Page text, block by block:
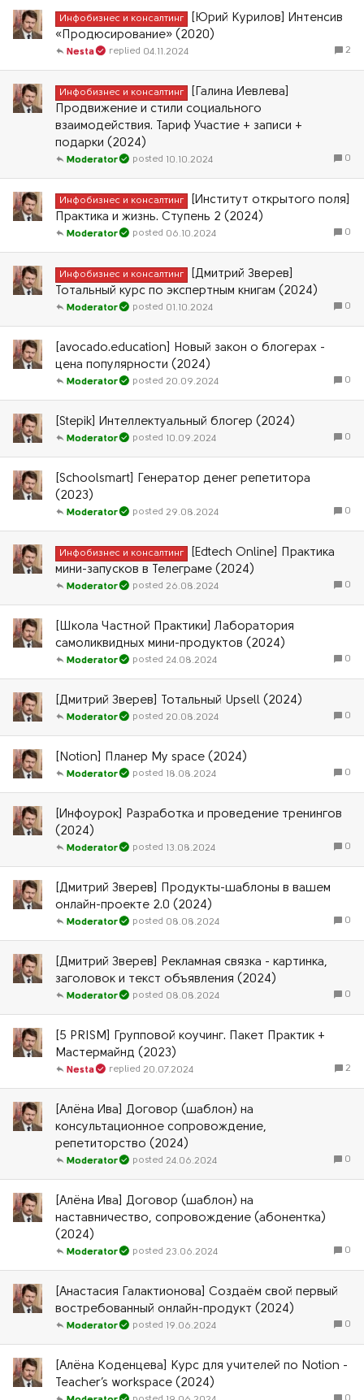
Инфобизнес и консалтинг
[Юрий Курилов] Интенсив
«Продюсирование» (2020)
2
04.11.2024
Nesta
Инфобизнес и консалтинг
[Галина Иевлева]
Продвижение и стили социального
взаимодействия. Тариф Участие + записи +
подарки (2024)
0
10.10.2024
Moderator
Инфобизнес и консалтинг
[Институт открытого поля]
Практика и жизнь. Ступень 2 (2024)
0
06.10.2024
Moderator
Инфобизнес и консалтинг
[Дмитрий Зверев]
Тотальный курс по экспертным книгам (2024)
0
01.10.2024
Moderator
[avocado.education] Новый закон о блогерах -
цена популярности (2024)
0
20.09.2024
Moderator
[Stepik] Интеллектуальный блогер (2024)
0
10.09.2024
Moderator
[Schoolsmart] Генератор денег репетитора
(2023)
0
29.08.2024
Moderator
Инфобизнес и консалтинг
[Edtech Online] Практика
мини-запусков в Телеграме (2024)
0
26.08.2024
Moderator
[Школа Частной Практики] Лаборатория
самоликвидных мини-продуктов (2024)
0
24.08.2024
Moderator
[Дмитрий Зверев] Тотальный Upsell (2024)
0
20.08.2024
Moderator
[Notion] Планер My space (2024)
0
18.08.2024
Moderator
[Инфоурок] Разработка и проведение тренингов
(2024)
0
13.08.2024
Moderator
[Дмитрий Зверев] Продукты-шаблоны в вашем
онлайн-проекте 2.0 (2024)
0
08.08.2024
Moderator
[Дмитрий Зверев] Рекламная связка - картинка,
заголовок и текст объявления (2024)
0
08.08.2024
Moderator
[5 PRISM] Групповой коучинг. Пакет Практик +
Мастермайнд (2023)
2
20.07.2024
Nesta
[Алёна Ива] Договор (шаблон) на
консультационное сопровождение,
репетиторство (2024)
0
24.06.2024
Moderator
[Алёна Ива] Договор (шаблон) на
наставничество, сопровождение (абонентка)
(2024)
0
23.06.2024
Moderator
[Анастасия Галактионова] Создаём свой первый
востребованный онлайн-продукт (2024)
0
19.06.2024
Moderator
[Алёна Коденцева] Курс для учителей по Notion -
Teacher’s workspace (2024)